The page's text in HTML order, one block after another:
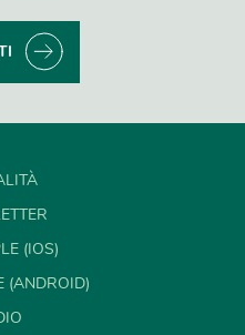
(IOS)
(ANDROID)